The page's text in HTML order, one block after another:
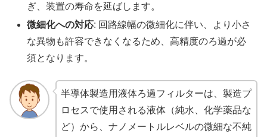
ぎ、装置の寿命を延ばします。
微細化への対応: 回路線幅の微細化に伴い、より小さ
な異物も許容できなくなるため、高精度のろ過が必
須となります。
半導体製造用液体ろ過フィルターは、製造プ
ロセスで使用される液体（純水、化学薬品な
ど）から、ナノメートルレベルの微細な不純